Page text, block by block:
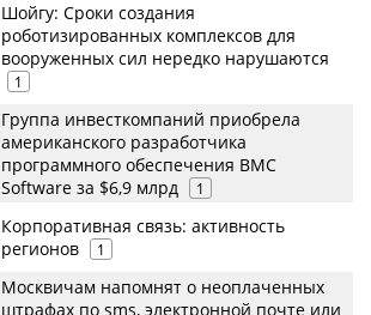
Шойгу: Сроки создания
роботизированных комплексов для
вооруженных сил нередко нарушаются
1
Группа инвесткомпаний приобрела
американского разработчика
программного обеспечения BMC
Software за $6,9 млрд
1
Корпоративная связь: активность
регионов
1
Москвичам напомнят о неоплаченных
штрафах по sms, электронной почте или